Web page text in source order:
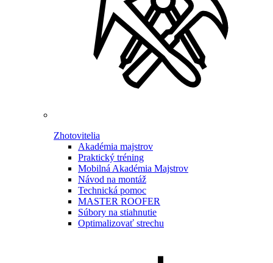
Zhotovitelia
Akadémia majstrov
Praktický tréning
Mobilná Akadémia Majstrov
Návod na montáž
Technická pomoc
MASTER ROOFER
Súbory na stiahnutie
Optimalizovať strechu